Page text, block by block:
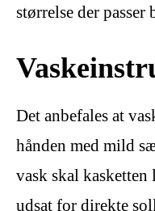
størrelse der passer
Det anbefales at
hånden med mild
vask skal
udsat for direkte